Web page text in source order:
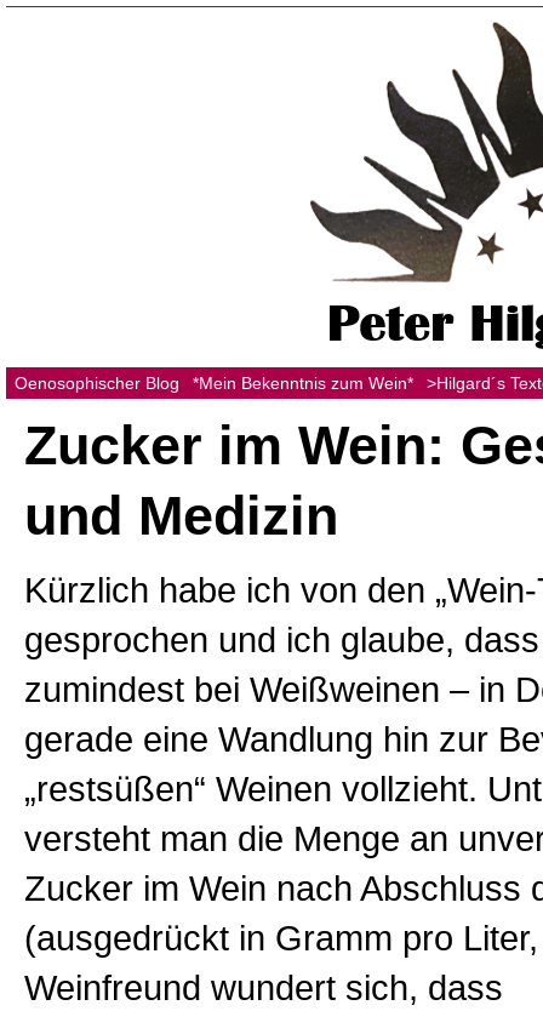
Oenosophischer Blog *Mein Bekenntnis zum Wein* >Hilgard´s
Zucker im Wein:
und Medizin
Kürzlich habe ich von den „Wein-
gesprochen und ich glaube,
zumindest bei Weißweinen – in
gerade eine Wandlung hin zur
„restsüßen“ Weinen vollzieht.
versteht man die Menge an
Zucker im Wein nach Abschluss
(ausgedrückt in Gramm pro
Weinfreund wundert sich, dass